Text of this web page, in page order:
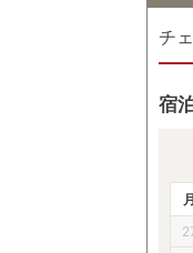
チ
宿
月